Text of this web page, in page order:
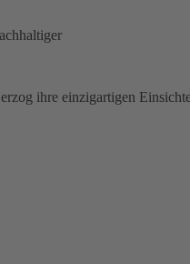
ihre einzigartigen